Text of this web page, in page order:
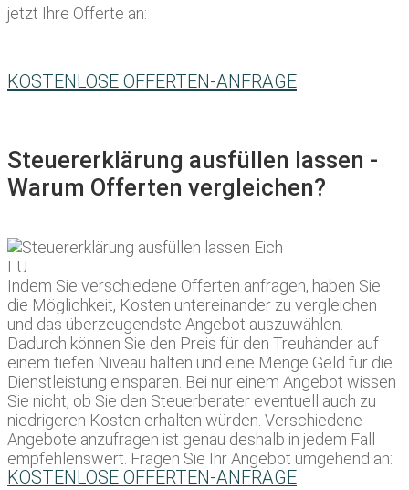
jetzt Ihre Offerte an:
KOSTENLOSE OFFERTEN-ANFRAGE
Steuererklärung ausfüllen lassen -
Warum Offerten vergleichen?
Indem Sie verschiedene Offerten anfragen, haben Sie
die Möglichkeit, Kosten untereinander zu vergleichen
und das überzeugendste Angebot auszuwählen.
Dadurch können Sie den Preis für den Treuhänder auf
einem tiefen Niveau halten und eine Menge Geld für die
Dienstleistung einsparen. Bei nur einem Angebot wissen
Sie nicht, ob Sie den Steuerberater eventuell auch zu
niedrigeren Kosten erhalten würden. Verschiedene
Angebote anzufragen ist genau deshalb in jedem Fall
empfehlenswert. Fragen Sie Ihr Angebot umgehend an:
KOSTENLOSE OFFERTEN-ANFRAGE